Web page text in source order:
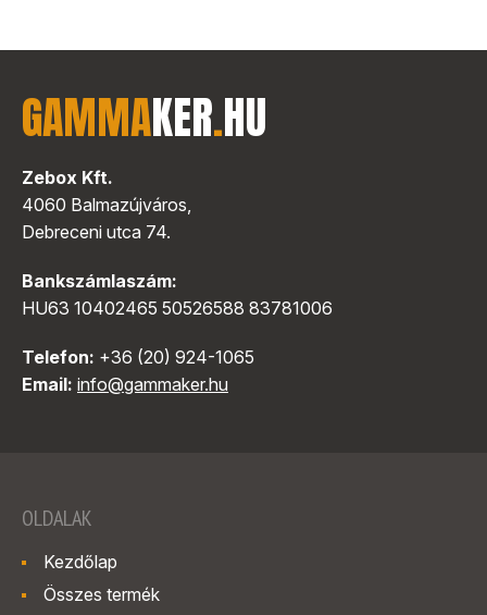
GAMMAKER.HU
Zebox Kft.
4060 Balmazújváros,
Debreceni utca 74.
Bankszámlaszám:
HU63 10402465 50526588 83781006
Telefon: +36 (20) 924-1065
Email: info@gammaker.hu
OLDALAK
Kezdőlap
Összes termék